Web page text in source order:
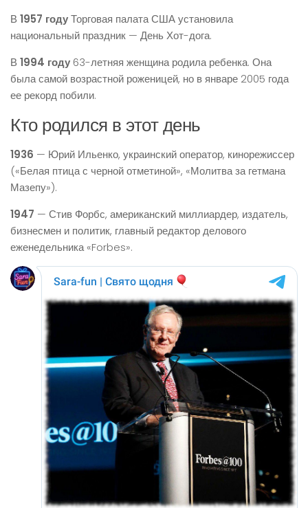
В 1957 годуТорговая палата США установила
национальный праздник — День Хот-дога.
В 1994 году 63-летняя женщина родила ребенка. Она
была самой возрастной роженицей, но в январе 2005 года
ее рекорд побили.
Кто родился в этот день
1936 — Юрий Ильенко, украинский оператор, кинорежиссер
(«Белая птица с черной отметиной», «Молитва за гетмана
Мазепу»).
1947 — Стив Форбс, американский миллиардер, издатель,
бизнесмен и политик, главный редактор делового
еженедельника «Forbes».